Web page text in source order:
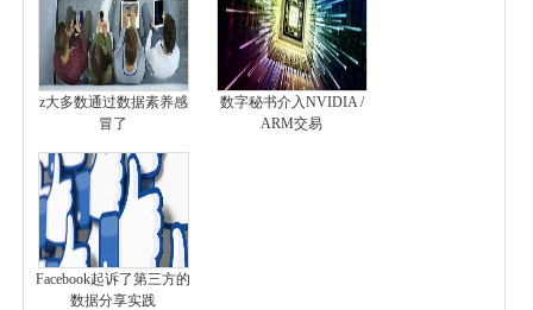
z大多数通过数据素养感
冒了
数字秘书介入NVIDIA /
ARM交易
Facebook起诉了第三方的
数据分享实践